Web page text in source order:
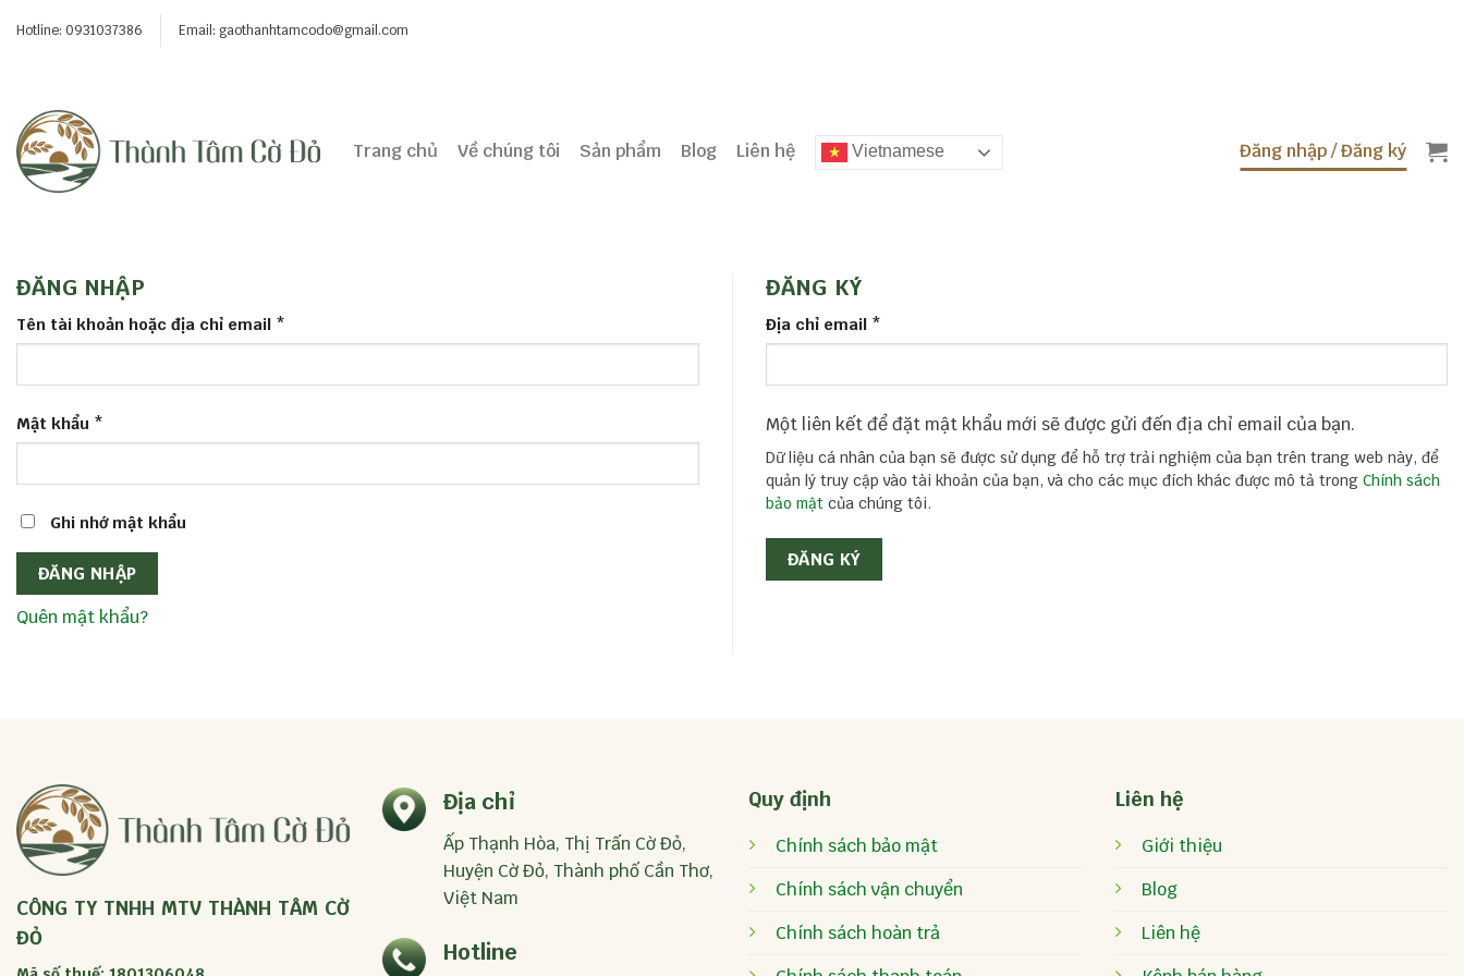
Hotline: 0931037386 Email: gaothanhtamcodo@gmail.com
Trang chủ Về chúng tôi Sản phẩm Blog Liên hệ Vietnamese Đăng nhập / Đăng ký
ĐĂNG NHẬP
Tên tài khoản hoặc địa chỉ email *
Mật khẩu *
Ghi nhớ mật khẩu
ĐĂNG NHẬP
Quên mật khẩu?
ĐĂNG KÝ
Địa chỉ email *
Một liên kết để đặt mật khẩu mới sẽ được gửi đến địa chỉ email của bạn.
Dữ liệu cá nhân của bạn sẽ được sử dụng để hỗ trợ trải nghiệm của bạn trên trang web này, để
quản lý truy cập vào tài khoản của bạn, và cho các mục đích khác được mô tả trong Chính sách
bảo mật của chúng tôi.
ĐĂNG KÝ
CÔNG TY TNHH MTV THÀNH TÂM CỜ
ĐỎ
Địa chỉ
Ấp Thạnh Hòa, Thị Trấn Cờ Đỏ,
Huyện Cờ Đỏ, Thành phố Cần Thơ,
Việt Nam
Hotline
Quy định
Chính sách bảo mật
Chính sách vận chuyển
Chính sách hoàn trả
Liên hệ
Giới thiệu
Blog
Liên hệ